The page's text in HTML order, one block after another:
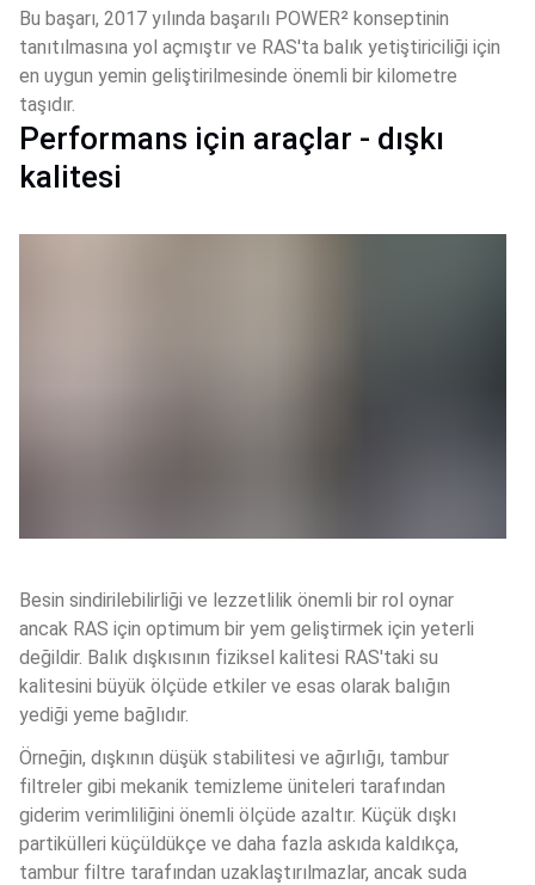
Bu başarı, 2017 yılında başarılı POWER² konseptinin
tanıtılmasına yol açmıştır ve RAS'ta balık yetiştiriciliği için
en uygun yemin geliştirilmesinde önemli bir kilometre
taşıdır.
Performans için araçlar - dışkı
kalitesi
Besin sindirilebilirliği ve lezzetlilik önemli bir rol oynar
ancak RAS için optimum bir yem geliştirmek için yeterli
değildir. Balık dışkısının fiziksel kalitesi RAS'taki su
kalitesini büyük ölçüde etkiler ve esas olarak balığın
yediği yeme bağlıdır.
Örneğin, dışkının düşük stabilitesi ve ağırlığı, tambur
filtreler gibi mekanik temizleme üniteleri tarafından
giderim verimliliğini önemli ölçüde azaltır. Küçük dışkı
partikülleri küçüldükçe ve daha fazla askıda kaldıkça,
tambur filtre tarafından uzaklaştırılmazlar, ancak suda